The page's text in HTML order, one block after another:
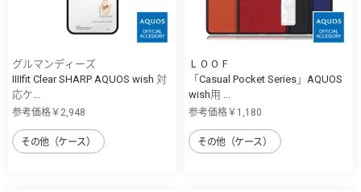
グルマンディーズ
IIIIfit Clear SHARP AQUOS wish 対
応ケ...
参考価格￥2,948
その他（ケース）
ＬＯＯＦ
「Casual Pocket Series」AQUOS
wish用 ...
参考価格￥1,180
その他（ケース）